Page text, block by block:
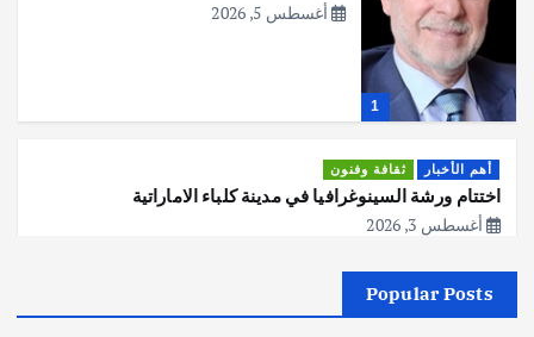
1
أغسطس 5, 2026
أهم الأخبار ثقافة وفنون
اختتام ورشة السينوغرافيا في مدينة كلباء الاماراتية
أغسطس 3, 2026
Popular Posts